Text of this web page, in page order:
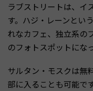
ラブストリートは、イ
す。ハジ・レーンとい
れなカフェ、独立系の
のフォトスポットにな
サルタン・モスクは無
部に入ることも可能で